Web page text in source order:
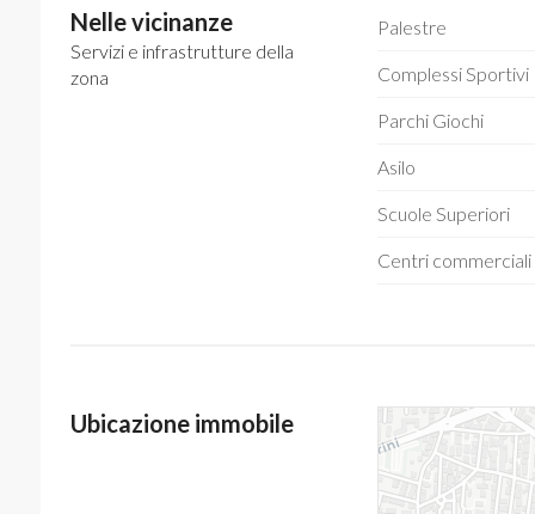
Nelle vicinanze
Servizi e infrastrutture della
zona
Palestre
Complessi Sportivi
Parchi Giochi
Asilo
Scuole Superiori
Centri commerciali
Ubicazione immobile